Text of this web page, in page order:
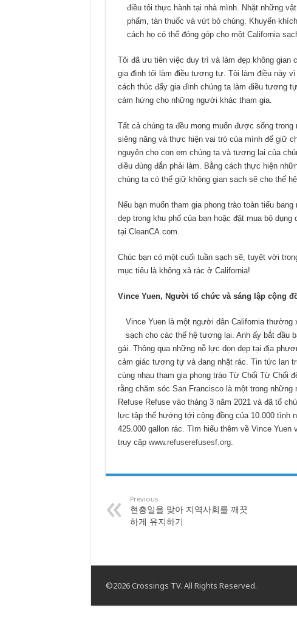
điều tôi thực hành tại nhà mình. Nhặt những
phẩm, tàn thuốc và vứt bỏ chúng. Khuyến
cách họ có thể đóng góp cho một California
Tôi đã ưu tiên việc duy trì và làm đẹp không gian
gia đình tôi làm điều tương tự. Tôi làm điều này
cách thúc đẩy gia đình chúng ta làm điều tương
cảm hứng cho những người khác tham gia.
Tất cả chúng ta đều mong muốn được sống
siêng năng và thực hiện vai trò của mình để giữ
nguyên cho con em chúng ta và tương lai của
điều đúng đắn phải làm. Bằng cách thực hiện
chúng ta có thể giữ không gian sạch sẽ cho thế
Nếu bạn muốn tham gia phong trào toàn tiểu
dẹp trong khu phố của bạn hoặc đặt mua bộ
tại CleanCA.com.
Chúc bạn có một cuối tuần sạch sẽ, tuyệt vời
mục tiêu là không xả rác ở California!
Vince Yuen, Người tổ chức và sáng lập cộng
Vince Yuen là một người dân California
sạch cho các thế hệ tương lai. Anh ấy bắt đầu
gái. Thông qua những nỗ lực dọn dẹp tại địa
cảm giác tương tự và đang nhặt rác. Tin tức lan
cùng nhau tham gia phong trào Từ Chối Từ Chối
rằng chăm sóc San Francisco là một trong
Refuse Refuse vào tháng 3 năm 2021 và đã tổ
lực tập thể hướng tới cộng đồng của 10.000 tình
425.000 gallon rác. Tìm hiểu thêm về Vince
truy cập www.refuserefusesf.org.
Previous
현충일을 맞아 지역사회를 깨끗
하게 유지하기
©2026 Crossings TV. All Rights Reserved.